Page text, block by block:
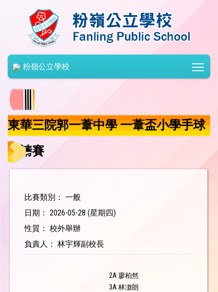
粉嶺公立學校
東華三院郭一葦中學 一葦盃小學手球
邀請賽
比賽類別： 一般
日期： 2026-05-28 (星期四)
性質： 校外舉辦
負責人： 林宇輝副校長
2A 廖柏然
3A 林滶朗